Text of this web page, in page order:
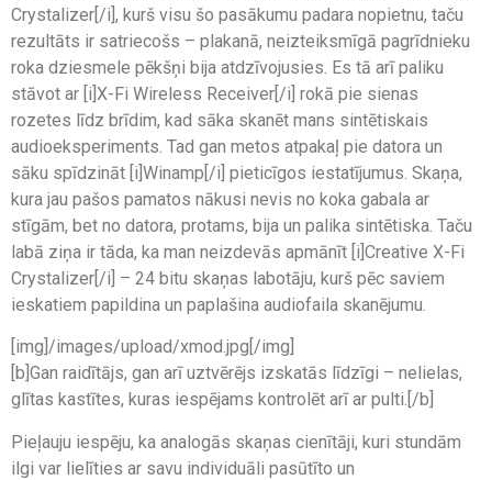
Crystalizer[/i], kurš visu šo pasākumu padara nopietnu, taču
rezultāts ir satriecošs – plakanā, neizteiksmīgā pagrīdnieku
roka dziesmele pēkšņi bija atdzīvojusies. Es tā arī paliku
stāvot ar [i]X-Fi Wireless Receiver[/i] rokā pie sienas
rozetes līdz brīdim, kad sāka skanēt mans sintētiskais
audioeksperiments. Tad gan metos atpakaļ pie datora un
sāku spīdzināt [i]Winamp[/i] pieticīgos iestatījumus. Skaņa,
kura jau pašos pamatos nākusi nevis no koka gabala ar
stīgām, bet no datora, protams, bija un palika sintētiska. Taču
labā ziņa ir tāda, ka man neizdevās apmānīt [i]Creative X-Fi
Crystalizer[/i] – 24 bitu skaņas labotāju, kurš pēc saviem
ieskatiem papildina un paplašina audiofaila skanējumu.
[img]/images/upload/xmod.jpg[/img]
[b]Gan raidītājs, gan arī uztvērējs izskatās līdzīgi – nelielas,
glītas kastītes, kuras iespējams kontrolēt arī ar pulti.[/b]
Pieļauju iespēju, ka analogās skaņas cienītāji, kuri stundām
ilgi var lielīties ar savu individuāli pasūtīto un